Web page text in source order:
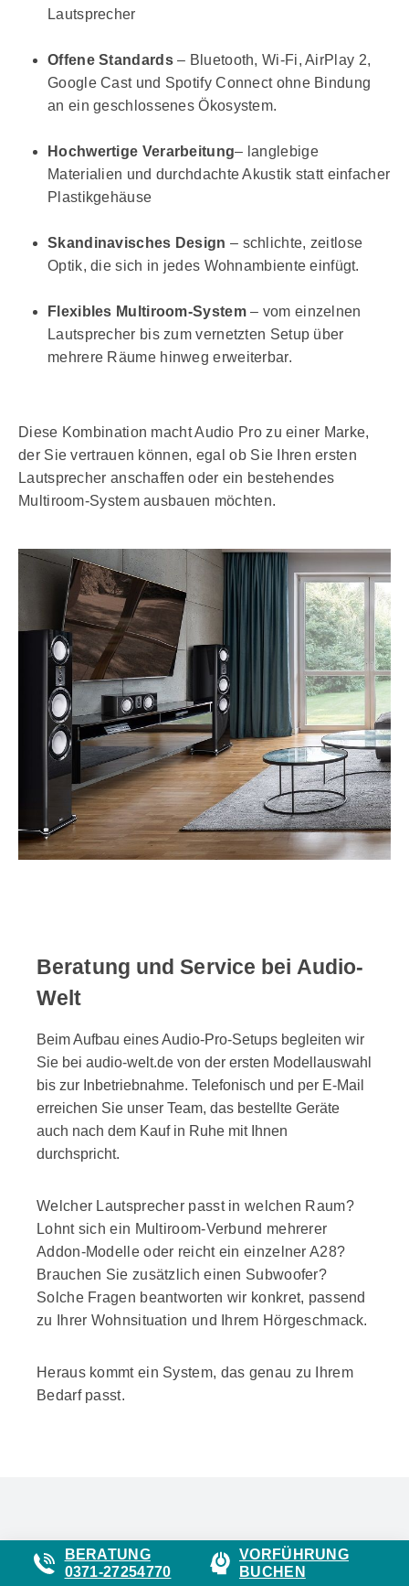
Lautsprecher
Offene Standards– Bluetooth, Wi-Fi, AirPlay 2,
Google Cast und Spotify Connect ohne Bindung
an ein geschlossenes Ökosystem.
Hochwertige Verarbeitung– langlebige
Materialien und durchdachte Akustik statt einfacher
Plastikgehäuse
Skandinavisches Design – schlichte, zeitlose
Optik, die sich in jedes Wohnambiente einfügt.
Flexibles Multiroom-System– vom einzelnen
Lautsprecher bis zum vernetzten Setup über
mehrere Räume hinweg erweiterbar.
Diese Kombination macht Audio Pro zu einer Marke,
der Sie vertrauen können, egal ob Sie Ihren ersten
Lautsprecher anschaffen oder ein bestehendes
Multiroom-System ausbauen möchten.
Beratung und Service bei Audio-
Welt
Beim Aufbau eines Audio-Pro-Setups begleiten wir
Sie bei audio-welt.de von der ersten Modellauswahl
bis zur Inbetriebnahme. Telefonisch und per E-Mail
erreichen Sie unser Team, das bestellte Geräte
auch nach dem Kauf in Ruhe mit Ihnen
durchspricht.
Welcher Lautsprecher passt in welchen Raum?
Lohnt sich ein Multiroom-Verbund mehrerer
Addon-Modelle oder reicht ein einzelner A28?
Brauchen Sie zusätzlich einen Subwoofer?
Solche Fragen beantworten wir konkret, passend
zu Ihrer Wohnsituation und Ihrem Hörgeschmack.
Heraus kommt ein System, das genau zu Ihrem
Bedarf passt.
FAQs: Häufig gestellte Fragen
BERATUNG
0371-27254770
VORFÜHRUNG
BUCHEN